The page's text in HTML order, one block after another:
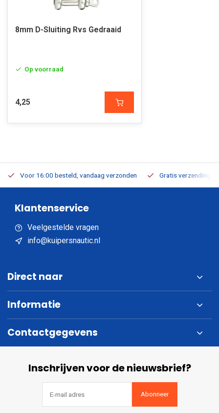
8mm D-Sluiting Rvs Gedraaid
Op voorraad
4,25
Voor 16:00 besteld, vandaag verzonden Gratis verzending
Klantenservice
Veelgestelde vragen
info@kuipersnautic.nl
Direct naar
Informatie
Contactgegevens
Inschrijven voor de nieuwsbrief?
Abonneer